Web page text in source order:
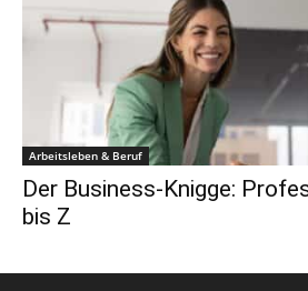
Arbeitsleben & Beruf
Der Business-Knigge:
bis Z